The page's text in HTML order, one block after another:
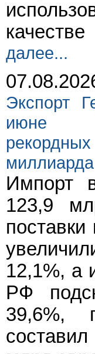
далее...
Экспорт
июне
Импорт
123,9
12,1%, а
РФ
39,6%,